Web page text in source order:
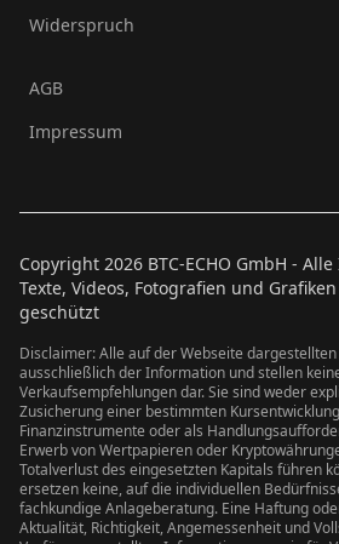
Widerspruch
AGB
Impressum
Copyright 2026 BTC-ECHO GmbH -
Texte, Videos, Fotografien und
geschützt
Disclaimer: Alle auf der Webseite
ausschließlich der Information und stellen
Verkaufsempfehlungen dar. Sie sind weder
Zusicherung einer bestimmten
Finanzinstrumente oder als
Erwerb von Wertpapieren oder
Totalverlust des eingesetzten Kapitals führen
ersetzen keine, auf die individuellen
fachkundige Anlageberatung. Eine Haftung
Aktualität, Richtigkeit, Angemessenheit und